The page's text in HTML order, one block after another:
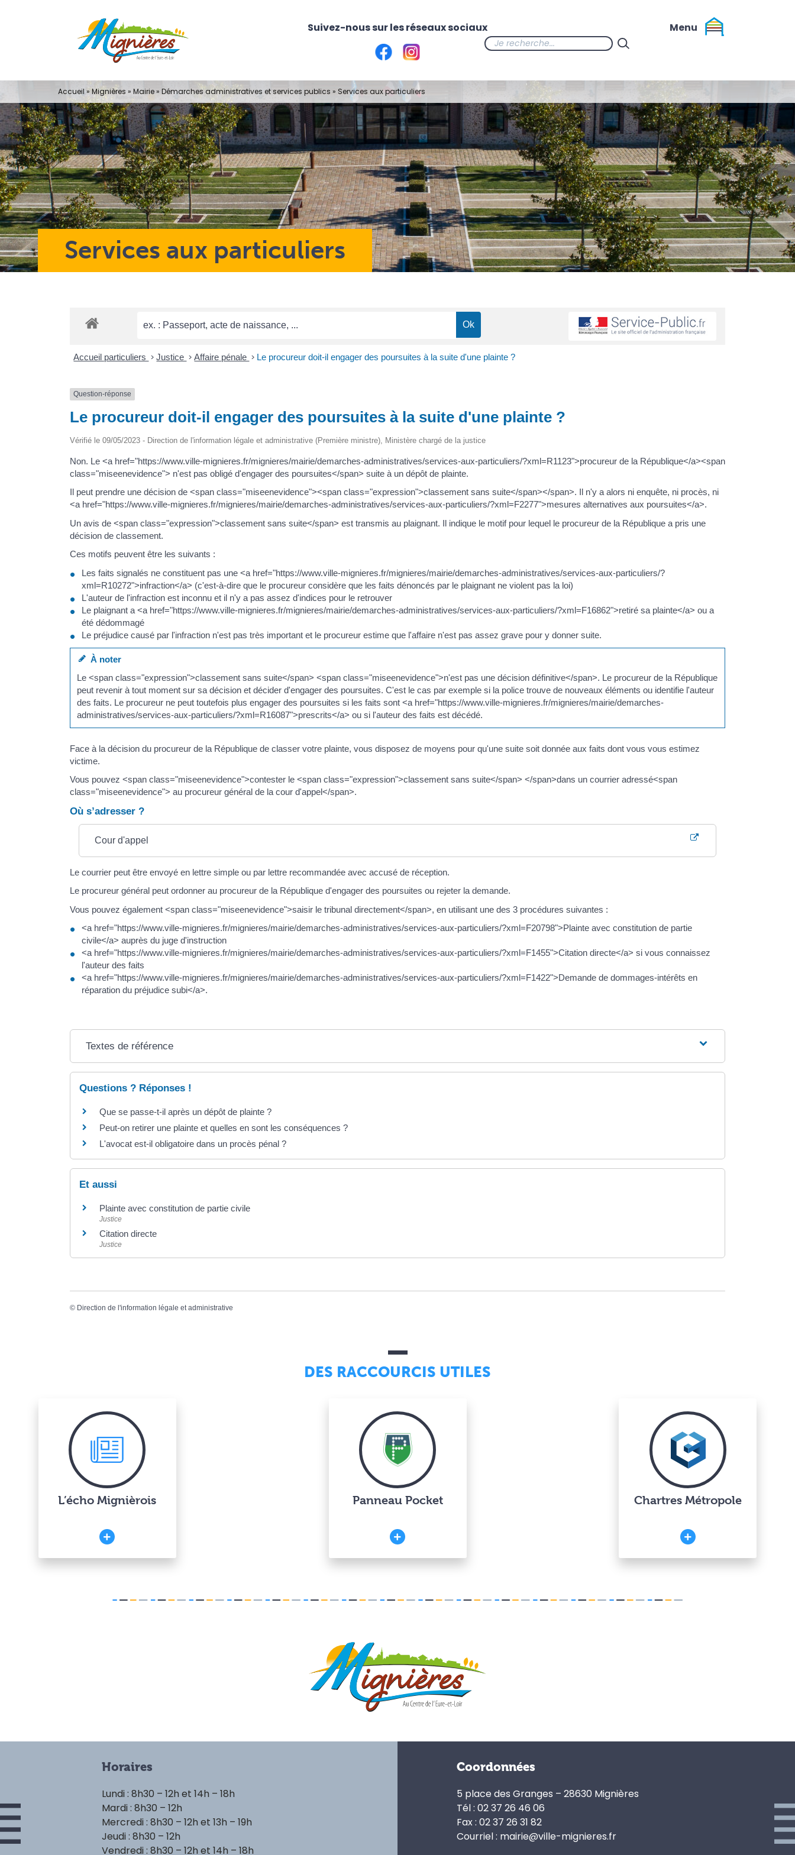
Services aux particuliers
Accueil » Mignières » Mairie» Démarches administratives et services publics » Services aux particuliers
Accueil particuliers > Justice > Affaire pénale > Le procureur doit-il engager des poursuites à la suite d'une plainte ?
Question-réponse
Le procureur doit-il engager des poursuites à la suite d'une plainte ?
Vérifié le 09/05/2023 - Direction de l'information légale et administrative (Première ministre), Ministère chargé de la justice
Non. Le <a href="https://www.ville-mignieres.fr/mignieres/mairie/demarches-administratives/services-aux-particuliers/?xml=R1123">procureur de la République</a><span
class="miseenevidence"> n'est pas obligé d'engager des poursuites</span> suite à un dépôt de plainte.
Il peut prendre une décision de <span class="miseenevidence"><span class="expression">classement sans suite</span></span>. Il n'y a alors ni enquête, ni procès, ni
<a href="https://www.ville-mignieres.fr/mignieres/mairie/demarches-administratives/services-aux-particuliers/?xml=F2277">mesures alternatives aux poursuites</a>.
Un avis de <span class="expression">classement sans suite</span> est transmis au plaignant. Il indique le motif pour lequel le procureur de la République a pris une
décision de classement.
Ces motifs peuvent être les suivants :
Les faits signalés ne constituent pas une <a href="https://www.ville-mignieres.fr/mignieres/mairie/demarches-administratives/services-aux-particuliers/?
xml=R10272">infraction</a> (c'est-à-dire que le procureur considère que les faits dénoncés par le plaignant ne violent pas la loi)
L'auteur de l'infraction est inconnu et il n'y a pas assez d'indices pour le retrouver
Le plaignant a <a href="https://www.ville-mignieres.fr/mignieres/mairie/demarches-administratives/services-aux-particuliers/?xml=F16862">retiré sa plainte</a> ou a
été dédommagé
Le préjudice causé par l'infraction n'est pas très important et le procureur estime que l'affaire n'est pas assez grave pour y donner suite.
À noter
Le <span class="expression">classement sans suite</span> <span class="miseenevidence">n'est pas une décision définitive</span>. Le procureur de la République
peut revenir à tout moment sur sa décision et décider d'engager des poursuites. C'est le cas par exemple si la police trouve de nouveaux éléments ou identifie l'auteur
des faits. Le procureur ne peut toutefois plus engager des poursuites si les faits sont <a href="https://www.ville-mignieres.fr/mignieres/mairie/demarches-
administratives/services-aux-particuliers/?xml=R16087">prescrits</a> ou si l'auteur des faits est décédé.
Face à la décision du procureur de la République de classer votre plainte, vous disposez de moyens pour qu'une suite soit donnée aux faits dont vous vous estimez
victime.
Vous pouvez <span class="miseenevidence">contester le <span class="expression">classement sans suite</span> </span>dans un courrier adressé<span
class="miseenevidence"> au procureur général de la cour d'appel</span>.
Où s’adresser ?
Cour d'appel
Le courrier peut être envoyé en lettre simple ou par lettre recommandée avec accusé de réception.
Le procureur général peut ordonner au procureur de la République d'engager des poursuites ou rejeter la demande.
Vous pouvez également <span class="miseenevidence">saisir le tribunal directement</span>, en utilisant une des 3 procédures suivantes :
<a href="https://www.ville-mignieres.fr/mignieres/mairie/demarches-administratives/services-aux-particuliers/?xml=F20798">Plainte avec constitution de partie
civile</a> auprès du juge d'instruction
<a href="https://www.ville-mignieres.fr/mignieres/mairie/demarches-administratives/services-aux-particuliers/?xml=F1455">Citation directe</a> si vous connaissez
l'auteur des faits
<a href="https://www.ville-mignieres.fr/mignieres/mairie/demarches-administratives/services-aux-particuliers/?xml=F1422">Demande de dommages-intérêts en
réparation du préjudice subi</a>.
Textes de référence
Questions ? Réponses !
Que se passe-t-il après un dépôt de plainte ?
Peut-on retirer une plainte et quelles en sont les conséquences ?
L'avocat est-il obligatoire dans un procès pénal ?
Et aussi
Plainte avec constitution de partie civile
Justice
Citation directe
Justice
© Direction de l'information légale et administrative
DES RACCOURCIS UTILES
L’écho Mignièrois Panneau Pocket Chartres Métropole
Horaires
Lundi : 8h30 – 12h et 14h – 18h
Mardi : 8h30 – 12h
Mercredi : 8h30 – 12h et 13h – 19h
Jeudi : 8h30 – 12h
Vendredi : 8h30 – 12h et 14h – 18h
Coordonnées
5 place des Granges – 28630 Mignières
Tél : 02 37 26 46 06
Fax : 02 37 26 31 82
Courriel : mairie@ville-mignieres.fr